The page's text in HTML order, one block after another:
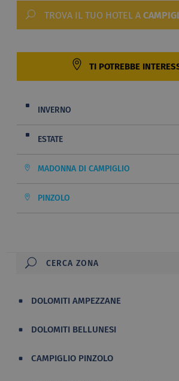
TROVA IL TUO HOTEL A
TI POTREBBE
INVERNO
ESTATE
MADONNA DI CAMPIGLIO
PINZOLO
DOLOMITI AMPEZZANE
DOLOMITI BELLUNESI
CAMPIGLIO PINZOLO